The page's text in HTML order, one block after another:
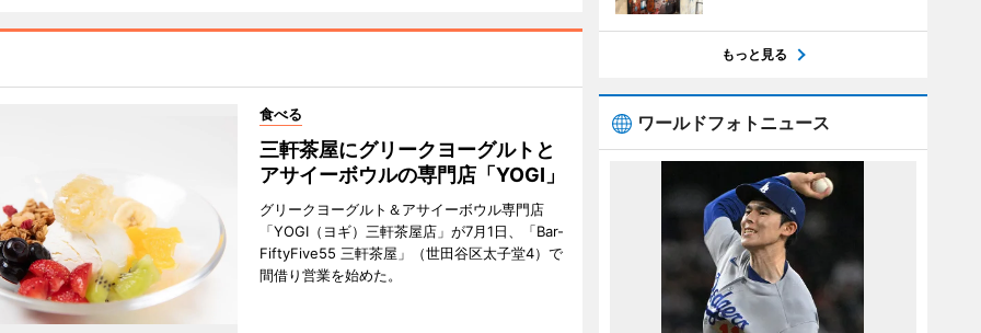
食べる
三軒茶屋にグリークヨーグルトと
アサイーボウルの専門店「YOGI」
グリークヨーグルト＆アサイーボウル専門店
「YOGI（ヨギ）三軒茶屋店」が7月1日、「Bar-
FiftyFive55 三軒茶屋」（世田谷区太子堂4）で
間借り営業を始めた。
もっと見る
ワールドフォトニュース